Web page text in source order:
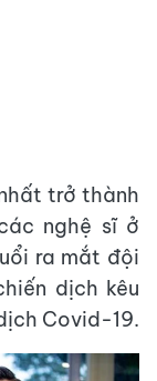
trở thành
nghệ sĩ ở
ra mắt đội
dịch kêu
Covid-19.